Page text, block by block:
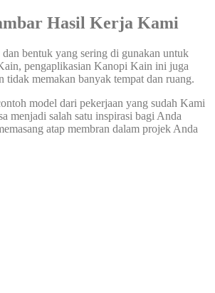
Hasil Kerja Kami
bentuk yang sering di gunakan untuk
pengaplikasian Kanopi Kain ini juga
tidak memakan banyak tempat dan ruang.
model dari pekerjaan yang sudah Kami
menjadi salah satu inspirasi bagi Anda
atap membran dalam projek Anda